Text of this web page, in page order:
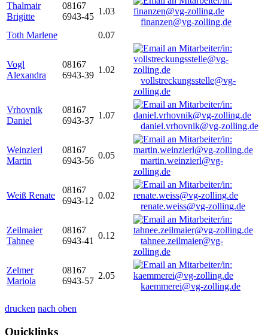
Thalmair
Brigitte
08167
6943-45
1.03
finanzen@vg-zolling.de
Toth Marlene
0.07
Vogl
Alexandra
08167
6943-39
1.02
vollstreckungsstelle@vg-
zolling.de
Vrhovnik
Daniel
08167
6943-37
1.07
daniel.vrhovnik@vg-zolling.de
Weinzierl
Martin
08167
6943-56
0.05
martin.weinzierl@vg-
zolling.de
Weiß Renate
08167
6943-12
0.02
renate.weiss@vg-zolling.de
Zeilmaier
Tahnee
08167
6943-41
0.12
tahnee.zeilmaier@vg-
zolling.de
Zelmer
Mariola
08167
6943-57
2.05
kaemmerei@vg-zolling.de
drucken nach oben
Quicklinks